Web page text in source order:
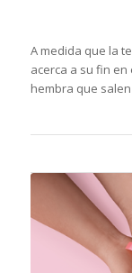
A medida que la
acerca a su fin
hembra que